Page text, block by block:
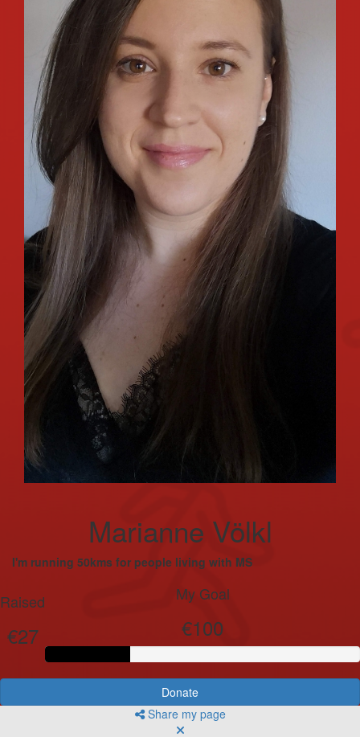
Marianne Völkl
I'm running 50kms for people living with MS
Raised
€27
My Goal
€100
Donate
Share my page